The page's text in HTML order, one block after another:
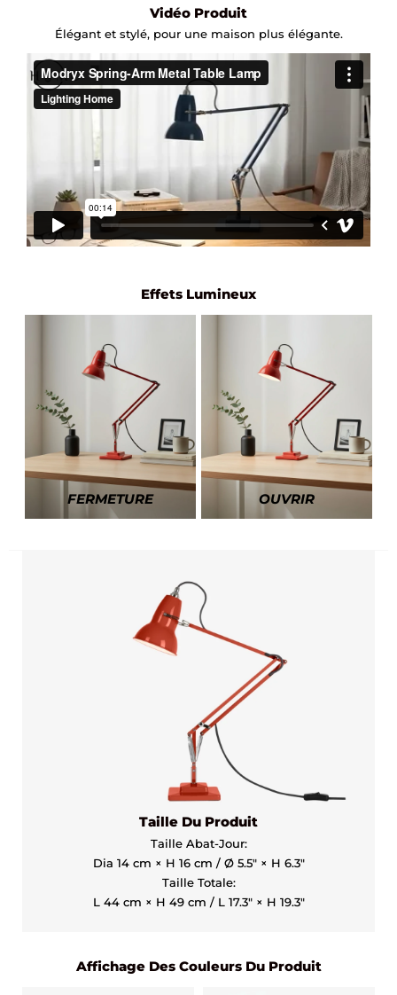
Vidéo Produit
Élégant et stylé, pour une maison plus élégante.
Effets Lumineux
FERMETURE OUVRIR
Taille Du Produit
Taille Abat-Jour:
Dia 14 cm × H 16 cm / Ø 5.5″ × H 6.3″
Taille Totale:
L 44 cm × H 49 cm / L 17.3″ × H 19.3″
Affichage Des Couleurs Du Produit